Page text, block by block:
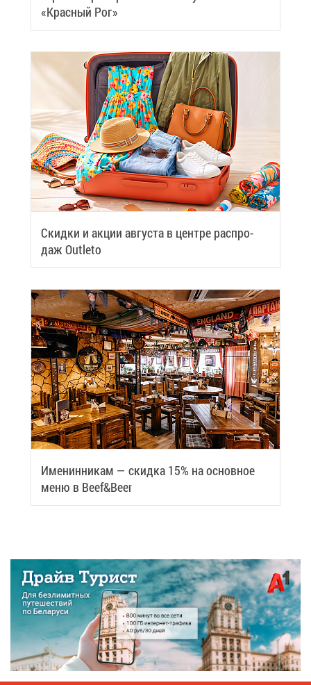
«Крас­ный Рог»
Скид­ки и ак­ции ав­гу­ста в цен­тре рас­про­
даж Outleto
Име­нин­ни­кам — скид­ка 15% на ос­нов­ное
ме­ню в Beef&Beer